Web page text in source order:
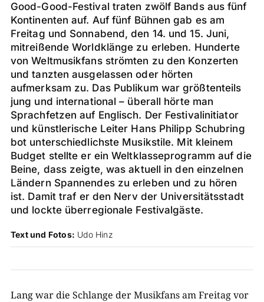
Good-Good-Festival traten zwölf Bands aus fünf
Kontinenten auf. Auf fünf Bühnen gab es am
Freitag und Sonnabend, den 14. und 15. Juni,
mitreißende Worldklänge zu erleben. Hunderte
von Weltmusikfans strömten zu den Konzerten
und tanzten ausgelassen oder hörten
aufmerksam zu. Das Publikum war größtenteils
jung und international – überall hörte man
Sprachfetzen auf Englisch. Der Festivalinitiator
und künstlerische Leiter Hans Philipp Schubring
bot unterschiedlichste Musikstile. Mit kleinem
Budget stellte er ein Weltklasseprogramm auf die
Beine, dass zeigte, was aktuell in den einzelnen
Ländern Spannendes zu erleben und zu hören
ist. Damit traf er den Nerv der Universitätsstadt
und lockte überregionale Festivalgäste.
Text und Fotos: Udo Hinz
Lang war die Schlange der Musikfans am Freitag vor